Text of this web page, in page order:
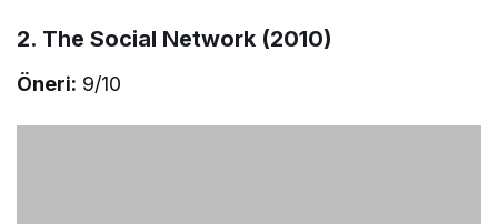
2. The Social Network (2010)
Öneri: 9/10